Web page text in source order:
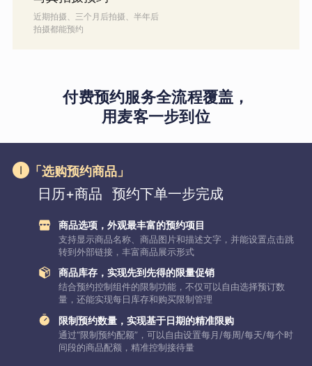
近期拍摄、三个月后拍摄、半年后
拍摄都能预约
付费预约服务全流程覆盖，
用麦客一步到位
「选购预约商品」
日历+商品 预约下单一步完成
商品选项，外观最丰富的预约项目
支持显示商品名称、商品图片和描述文字，并能设置点击跳
转到外部链接，丰富商品展示形式
商品库存，实现先到先得的限量促销
结合预约控制组件的限制功能，不仅可以自由选择预订数
量，还能实现每日库存和购买限制管理
限制预约数量，实现基于日期的精准限购
通过“限制预约配额”，可以自由设置每月/每周/每天/每个时
间段的商品配额，精准控制接待量